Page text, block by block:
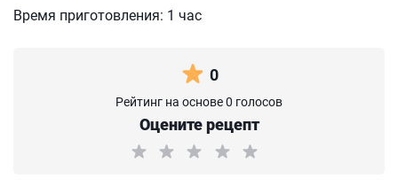
Время приготовления: 1 час
0
Рейтинг на основе 0 голосов
Оцените рецепт